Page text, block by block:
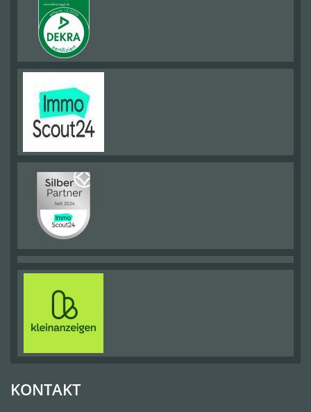
KONTAKT